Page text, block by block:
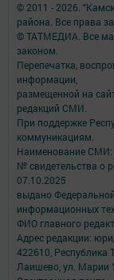
© 2011 - 2026.
района. Все права
© ТАТМЕДИА. Все
законом.
Перепечатка,
информации,
размещенной на
редакций СМИ.
При поддержке
коммуникациям.
Наименование СМИ:
№ свидетельства о
07.10.2025
выдано
информационных
ФИО главного
Адрес редакции:
422610, Республика
Лаишево, ул. Марии